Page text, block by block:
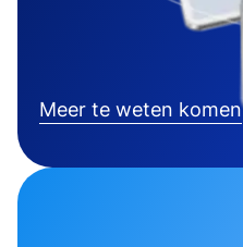
Meer te weten komen